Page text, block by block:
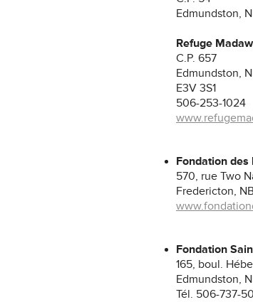
Edmundston,
Refuge
C.P. 657
Edmundston,
E3V 3S1
506-253-1024
Fondation
570, rue Two
Fredericton,
Fondation
165, boul.
Edmundston,
Tél. 506-737-